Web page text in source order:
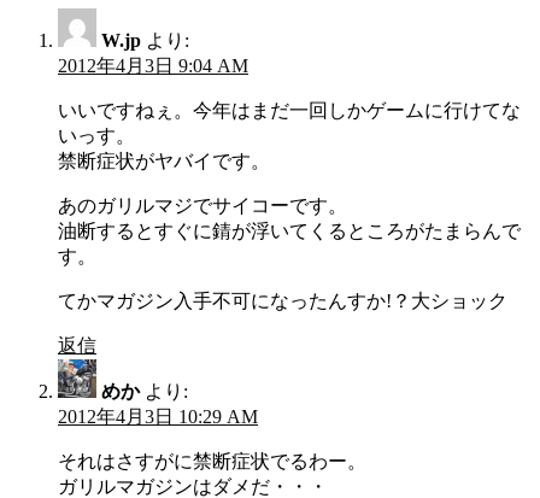
W.jp より:
2012年4月3日 9:04 AM
いいですねぇ。今年はまだ一回しかゲームに行けてな
いっす。
禁断症状がヤバイです。
あのガリルマジでサイコーです。
油断するとすぐに錆が浮いてくるところがたまらんで
す。
てかマガジン入手不可になったんすか!？大ショック
返信
めか より:
2012年4月3日 10:29 AM
それはさすがに禁断症状でるわー。
ガリルマガジンはダメだ・・・